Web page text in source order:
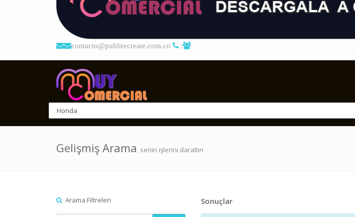
contacto@publirecreate.com.co :
Gelişmiş Arama senin işlerini daraltın
Arama Filtreleri Sonuçlar